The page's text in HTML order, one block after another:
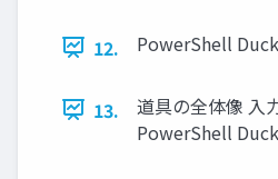
12. PowerShell
13.
道具の全体像 入
PowerShell